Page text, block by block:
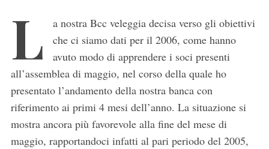
L
a nostra Bcc veleggia decisa verso gli obiettivi
che ci siamo dati per il 2006, come hanno
avuto modo di apprendere i soci presenti
all’assemblea di maggio, nel corso della quale ho
presentato l’andamento della nostra banca con
riferimento ai primi 4 mesi dell’anno. La situazione si
mostra ancora più favorevole alla fine del mese di
maggio, rapportandoci infatti al pari periodo del 2005,